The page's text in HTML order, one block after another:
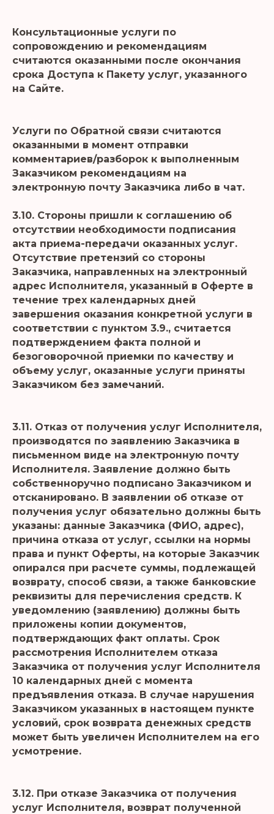
Консультационные услуги по
сопровождению и рекомендациям
считаются оказанными после окончания
срока Доступа к Пакету услуг, указанного
на Сайте.
Услуги по Обратной связи считаются
оказанными в момент отправки
комментариев/разборок к выполненным
Заказчиком рекомендациям на
электронную почту Заказчика либо в чат.
3.10. Стороны пришли к соглашению об
отсутствии необходимости подписания
акта приема-передачи оказанных услуг.
Отсутствие претензий со стороны
Заказчика, направленных на электронный
адрес Исполнителя, указанный в Оферте в
течение трех календарных дней
завершения оказания конкретной услуги в
соответствии с пунктом 3.9., считается
подтверждением факта полной и
безоговорочной приемки по качеству и
объему услуг, оказанные услуги приняты
Заказчиком без замечаний.
3.11. Отказ от получения услуг Исполнителя,
производятся по заявлению Заказчика в
письменном виде на электронную почту
Исполнителя. Заявление должно быть
собственноручно подписано Заказчиком и
отсканировано. В заявлении об отказе от
получения услуг обязательно должны быть
указаны: данные Заказчика (ФИО, адрес),
причина отказа от услуг, ссылки на нормы
права и пункт Оферты, на которые Заказчик
опирался при расчете суммы, подлежащей
возврату, способ связи, а также банковские
реквизиты для перечисления средств. К
уведомлению (заявлению) должны быть
приложены копии документов,
подтверждающих факт оплаты. Срок
рассмотрения Исполнителем отказа
Заказчика от получения услуг Исполнителя
10 календарных дней с момента
предъявления отказа. В случае нарушения
Заказчиком указанных в настоящем пункте
условий, срок возврата денежных средств
может быть увеличен Исполнителем на его
усмотрение.
3.12. При отказе Заказчика от получения
услуг Исполнителя, возврат полученной